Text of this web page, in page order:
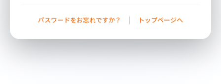
パスワードをお忘れですか？ | トップページへ